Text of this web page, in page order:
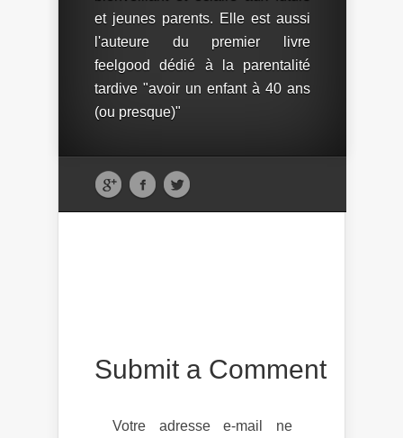
et jeunes parents. Elle est aussi
l'auteure du premier livre
feelgood dédié à la parentalité
tardive "avoir un enfant à 40 ans
(ou presque)"
Submit a Comment
Votre adresse e-mail ne